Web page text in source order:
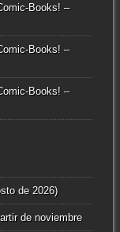
Books! –
Books! –
Books! –
de 2026)
de noviembre